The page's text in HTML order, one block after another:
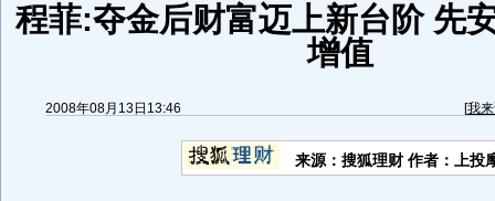
程菲:夺金后财富迈上新台阶 先
增值
2008年08月13日13:46 [我
来源：搜狐理财 作者：上投